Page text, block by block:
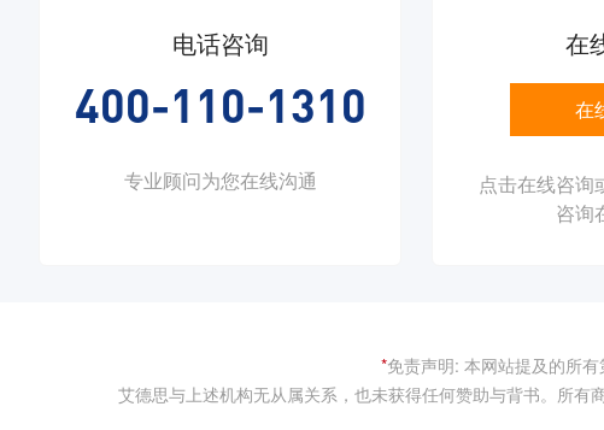
电话咨询
400-110-1310
专业顾问为您在线沟通
在
在
点击在线咨询
咨询
*免责声明: 本网站提及的所
艾德思与上述机构无从属关系，也未获得任何赞助与背书。所有